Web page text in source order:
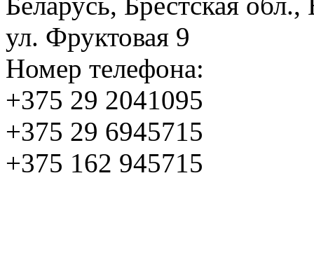
ул. Фруктовая 9
Номер телефона:
+375 29 2041095
+375 29 6945715
+375 162 945715